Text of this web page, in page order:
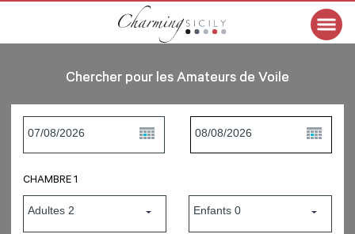
Chercher pour les Amateurs de Voile
CHAMBRE 1